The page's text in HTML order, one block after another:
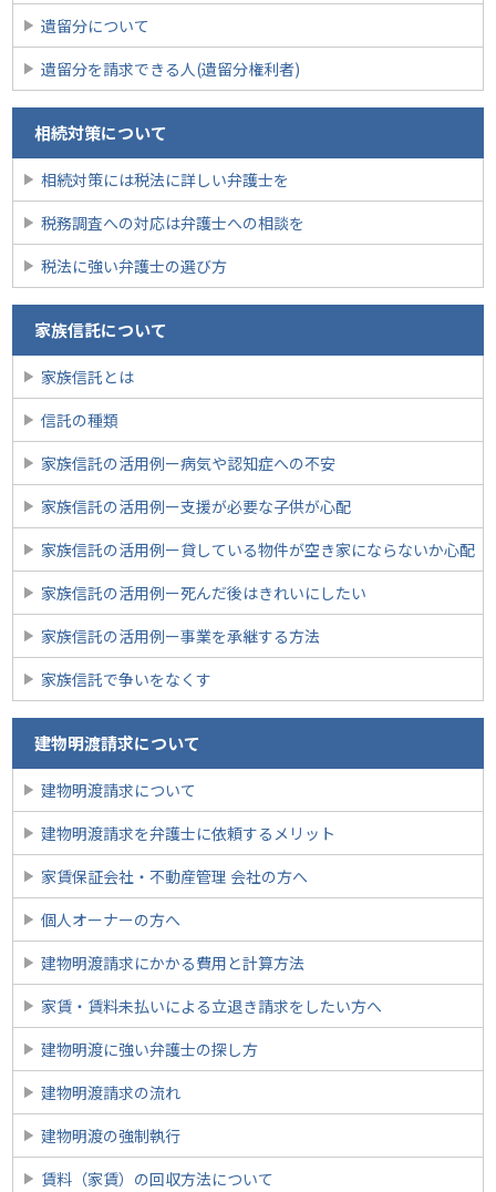
遺留分について
遺留分を請求できる人(遺留分権利者)
相続対策について
相続対策には税法に詳しい弁護士を
税務調査への対応は弁護士への相談を
税法に強い弁護士の選び方
家族信託について
家族信託とは
信託の種類
家族信託の活用例ー病気や認知症への不安
家族信託の活用例ー支援が必要な子供が心配
家族信託の活用例ー貸している物件が空き家にならないか心配
家族信託の活用例ー死んだ後はきれいにしたい
家族信託の活用例ー事業を承継する方法
家族信託で争いをなくす
建物明渡請求について
建物明渡請求について
建物明渡請求を弁護士に依頼するメリット
家賃保証会社・不動産管理 会社の方へ
個人オーナーの方へ
建物明渡請求にかかる費用と計算方法
家賃・賃料未払いによる立退き請求をしたい方へ
建物明渡に強い弁護士の探し方
建物明渡請求の流れ
建物明渡の強制執行
賃料（家賃）の回収方法について